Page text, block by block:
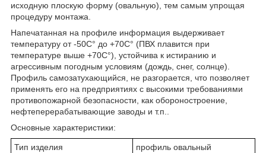
исходную плоскую форму (овальную), тем самым упрощая
процедуру монтажа.
Напечатанная на профиле информация выдерживает
температуру от -50С° до +70С° (ПВХ плавится при
температуре выше +70С°), устойчива к истиранию и
агрессивным погодным условиям (дождь, снег, солнце).
Профиль самозатухающийся, не разгорается, что позволяет
применять его на предприятиях с высокими требованиями
противопожарной безопасности, как обороностроение,
нефтеперерабатывающие заводы и т.п..
Основные характеристики:
Тип изделия
профиль овальный